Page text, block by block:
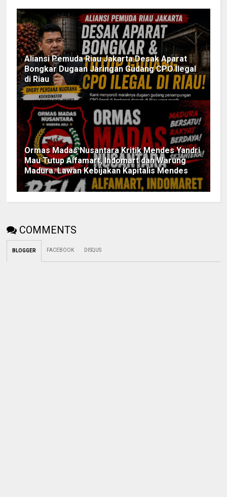
Aliansi Pemuda Riau Jakarta Desak Aparat
Bongkar Dugaan Jaringan Gudang CPO Ilegal
di Riau
Ormas Madas Nusantara Kritik Mendes Yandri
Mau Tutup Alfamart, Indomart dan Warung
Madura. Lawan Kebijakan Kapitalis Mendes
COMMENTS
BLOGGER FACEBOOK DISQUS